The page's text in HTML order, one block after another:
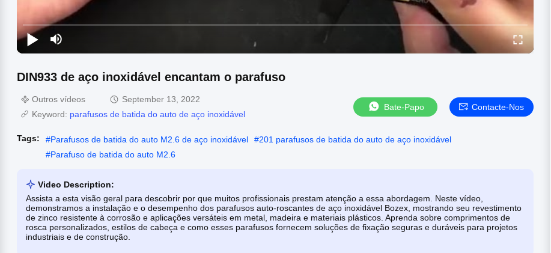
DIN933 de aço inoxidável encantam o parafuso
Outros vídeos
September 13, 2022
Keyword: parafusos de batida do auto de aço inoxidável
Bate-Papo Contacte-Nos
Tags: #Parafusos de batida do auto M2.6 de aço inoxidável #201 parafusos de batida do auto de aço inoxidável
#Parafuso de batida do auto M2.6
Video Description:
Assista a esta visão geral para descobrir por que muitos profissionais prestam atenção a essa abordagem. Neste vídeo,
demonstramos a instalação e o desempenho dos parafusos auto-roscantes de aço inoxidável Bozex, mostrando seu revestimento
de zinco resistente à corrosão e aplicações versáteis em metal, madeira e materiais plásticos. Aprenda sobre comprimentos de
rosca personalizados, estilos de cabeça e como esses parafusos fornecem soluções de fixação seguras e duráveis ​​para projetos
industriais e de construção.